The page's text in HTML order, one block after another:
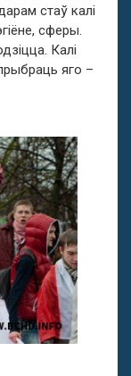
стаў калі
сферы.
Калі
яго –